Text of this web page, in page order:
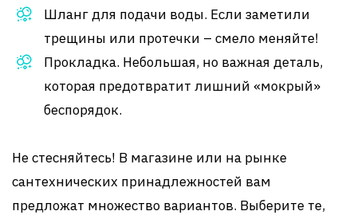
Шланг для подачи воды. Если заметили
трещины или протечки – смело меняйте!
Прокладка. Небольшая, но важная деталь,
которая предотвратит лишний «мокрый»
беспорядок.
Не стесняйтесь! В магазине или на рынке
сантехнических принадлежностей вам
предложат множество вариантов. Выберите те,